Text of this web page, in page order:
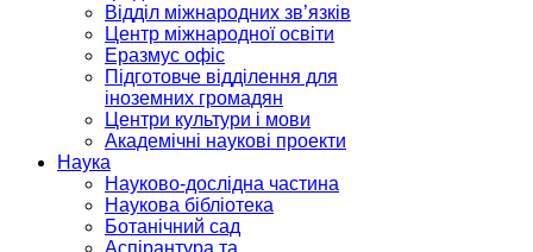
Відділ міжнародних зв’язків
Центр міжнародної освіти
Еразмус офіс
Підготовче відділення для
іноземних громадян
Центри культури і мови
Академічні наукові проекти
Наука
Науково-дослідна частина
Наукова бібліотека
Ботанічний сад
Аспірантура та